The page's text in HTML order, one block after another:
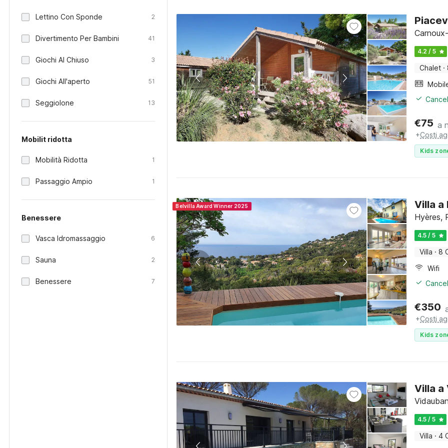
Lettino Con Sponde 2
Divertimento Per Bambini 41
Giochi Al Chiuso 3
Giochi All'aperto 51
Seggiolone 13
Mobilit ridotta
Mobilità Ridotta 1
Passaggio Ampio 1
Benessere
Vasca Idromassaggio 6
Sauna 2
Benessere 7
4.2 / 5
Chalet ·
€75 a
+Costi
Kids
Belvilla Award Winner 2025 Villa a
Hyères,
4.5 / 5
Villa · 8
Wifi
€350
+Costi
Kids
Villa a
4.5 / 5
Villa · 4